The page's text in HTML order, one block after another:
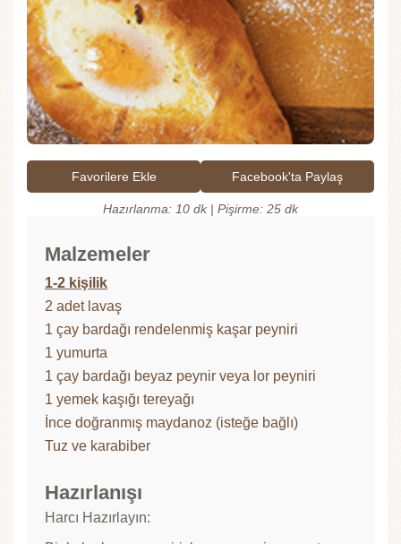
Favorilere Ekle Facebook'ta Paylaş
Hazırlanma: 10 dk | Pişirme: 25 dk
Malzemeler
1-2 kişilik
2 adet lavaş
1 çay bardağı rendelenmiş kaşar peyniri
1 yumurta
1 çay bardağı beyaz peynir veya lor peyniri
1 yemek kaşığı tereyağı
İnce doğranmış maydanoz (isteğe bağlı)
Tuz ve karabiber
Hazırlanışı
Harcı Hazırlayın: